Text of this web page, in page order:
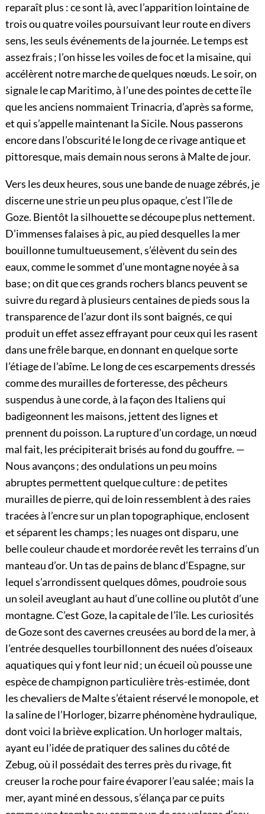
reparaît plus : ce sont là, avec l’apparition lointaine de
trois ou quatre voiles poursuivant leur route en divers
sens, les seuls événements de la journée. Le temps est
assez frais ; l’on hisse les voiles de foc et la misaine, qui
accélèrent notre marche de quelques nœuds. Le soir, on
signale le cap Maritimo, à l’une des pointes de cette île
que les anciens nommaient Trinacria, d’après sa forme,
et qui s’appelle maintenant la Sicile. Nous passerons
encore dans l’obscurité le long de ce rivage antique et
pittoresque, mais demain nous serons à Malte de jour.
Vers les deux heures, sous une bande de nuage zébrés, je
discerne une strie un peu plus opaque, c’est l’île de
Goze. Bientôt la silhouette se découpe plus nettement.
D’immenses falaises à pic, au pied desquelles la mer
bouillonne tumultueusement, s’élèvent du sein des
eaux, comme le sommet d’une montagne noyée à sa
base ; on dit que ces grands rochers blancs peuvent se
suivre du regard à plusieurs centaines de pieds sous la
transparence de l’azur dont ils sont baignés, ce qui
produit un effet assez effrayant pour ceux qui les rasent
dans une frêle barque, en donnant en quelque sorte
l’étiage de l’abîme. Le long de ces escarpements dressés
comme des murailles de forteresse, des pêcheurs
suspendus à une corde, à la façon des Italiens qui
badigeonnent les maisons, jettent des lignes et
prennent du poisson. La rupture d’un cordage, un nœud
mal fait, les précipiterait brisés au fond du gouffre. —
Nous avançons ; des ondulations un peu moins
abruptes permettent quelque culture : de petites
murailles de pierre, qui de loin ressemblent à des raies
tracées à l’encre sur un plan topographique, enclosent
et séparent les champs ; les nuages ont disparu, une
belle couleur chaude et mordorée revêt les terrains d’un
manteau d’or. Un tas de pains de blanc d’Espagne, sur
lequel s’arrondissent quelques dômes, poudroie sous
un soleil aveuglant au haut d’une colline ou plutôt d’une
montagne. C’est Goze, la capitale de l’île. Les curiosités
de Goze sont des cavernes creusées au bord de la mer, à
l’entrée desquelles tourbillonnent des nuées d’oiseaux
aquatiques qui y font leur nid ; un écueil où pousse une
espèce de champignon particulière très-estimée, dont
les chevaliers de Malte s’étaient réservé le monopole, et
la saline de l’Horloger, bizarre phénomène hydraulique,
dont voici la briève explication. Un horloger maltais,
ayant eu l’idée de pratiquer des salines du côté de
Zebug, où il possédait des terres près du rivage, fit
creuser la roche pour faire évaporer l’eau salée ; mais la
mer, ayant miné en dessous, s’élança par ce puits